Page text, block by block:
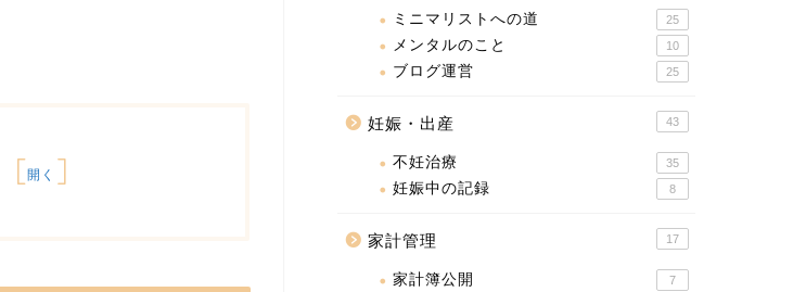
[開く ]
ミニマリストへの道 25
メンタルのこと 10
ブログ運営 25
妊娠・出産 43
不妊治療 35
妊娠中の記録 8
家計管理 17
家計簿公開 7